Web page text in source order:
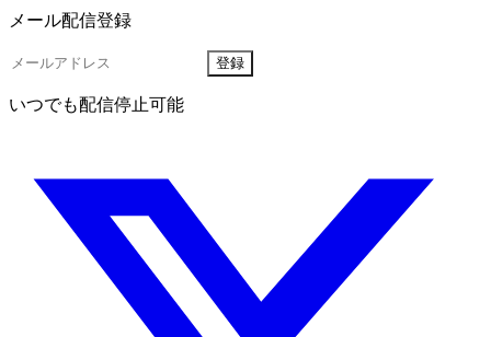
メール配信登録
登録
いつでも配信停止可能